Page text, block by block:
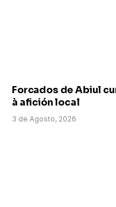
Forcados de Abiul
à afición local
3 de Agosto, 2026